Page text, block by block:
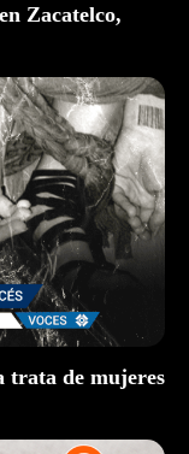
Zacatelco,
trata de mujeres